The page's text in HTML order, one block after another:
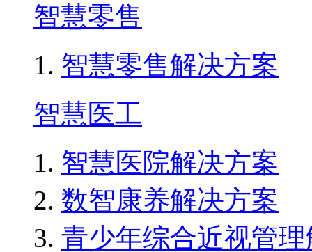
智慧零售
智慧零售解决方案
智慧医工
智慧医院解决方案
数智康养解决方案
青少年综合近视管